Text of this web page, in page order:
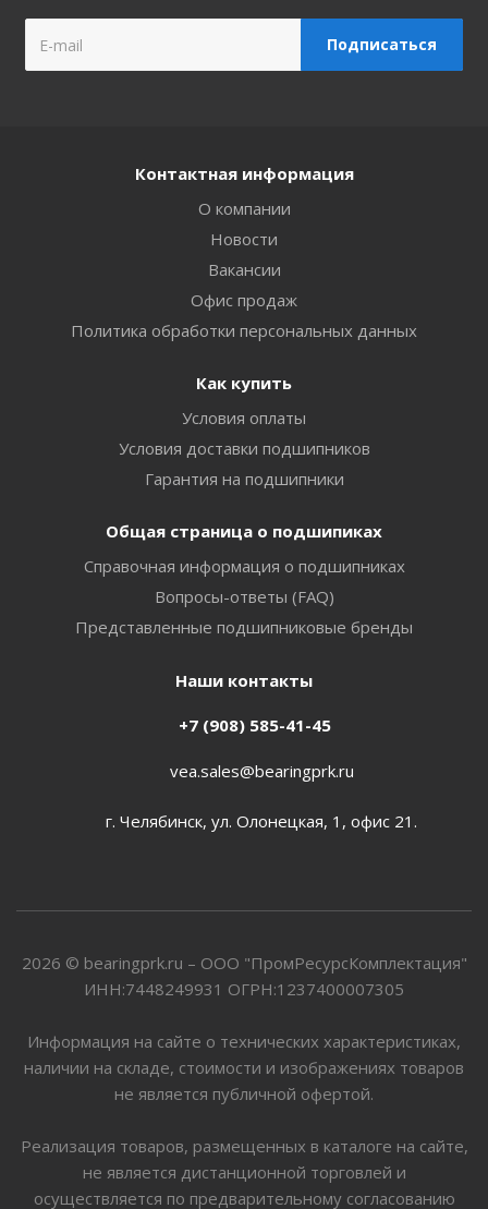
Контактная информация
О компании
Новости
Вакансии
Офис продаж
Политика обработки персональных данных
Как купить
Условия оплаты
Условия доставки подшипников
Гарантия на подшипники
Общая страница о подшипиках
Справочная информация о подшипниках
Вопросы-ответы (FAQ)
Представленные подшипниковые бренды
Наши контакты
+7 (908) 585-41-45
vea.sales@bearingprk.ru
г. Челябинск, ул. Олонецкая, 1, офис 21.
2026 © bearingprk.ru – ООО "ПромРесурсКомплектация"
ИНН:7448249931 ОГРН:1237400007305
Информация на сайте о технических характеристиках,
наличии на складе, стоимости и изображениях товаров
не является публичной офертой.
Реализация товаров, размещенных в каталоге на сайте,
не является дистанционной торговлей и
осуществляется по предварительному согласованию